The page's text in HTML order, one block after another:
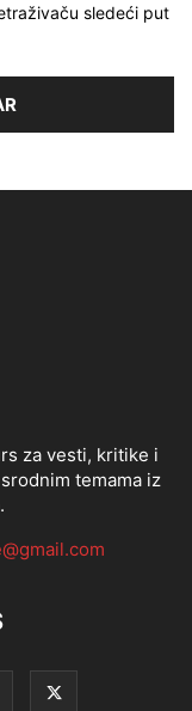
sledeći put
za vesti, kritike i
temama iz